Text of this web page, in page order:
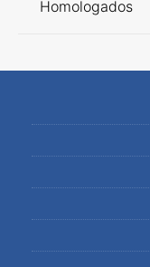
Homologados